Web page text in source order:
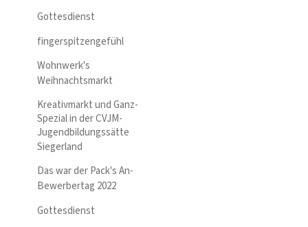
Gottesdienst
fingerspitzengefühl
Wohnwerk's
Weihnachtsmarkt
Kreativmarkt und Ganz-
Spezial in der CVJM-
Jugendbildungssätte
Siegerland
Das war der Pack's An-
Bewerbertag 2022
Gottesdienst